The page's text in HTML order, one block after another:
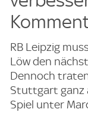
RB Leipzig
Löw den
Dennoch
Stuttgart ganz
Spiel unter